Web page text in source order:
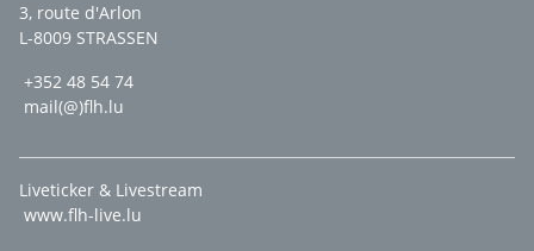
3, route d'Arlon
L-8009 STRASSEN
+352 48 54 74
mail(@)flh.lu
Liveticker & Livestream
www.flh-live.lu